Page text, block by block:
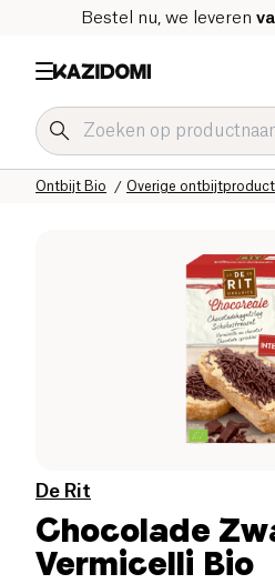
Bestel nu, we leveren
Overige
Ontbijt Bio
Onze biologische
Home
De Rit
Chocolade
Vermicelli Bio